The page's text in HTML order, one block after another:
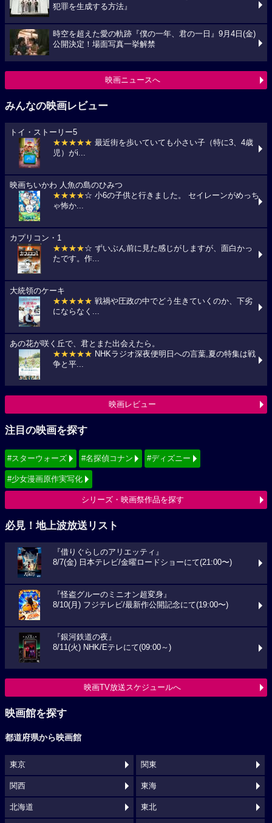
犯罪を生成する方法』
時空を超えた愛の軌跡『僕の一年、君の一日』9月4日(金)
公開決定！場面写真一挙解禁
映画ニュースへ
みんなの映画レビュー
トイ・ストーリー5
★★★★★ 最近街を歩いていても小さい子（特に3、4歳
児）がi...
映画ちいかわ 人魚の島のひみつ
★★★★☆ 小6の子供と行きました。 セイレーンがめっち
ゃ怖か...
カプリコン・1
★★★★☆ ずいぶん前に見た感じがしますが、面白かっ
たです。作...
大統領のケーキ
★★★★★ 戦禍や圧政の中でどう生きていくのか、下劣
にならなく...
あの花が咲く丘で、君とまた出会えたら。
★★★★★ NHKラジオ深夜便明日への言葉,夏の特集は戦
争と平...
映画レビュー
注目の映画を探す
#スターウォーズ #名探偵コナン #ディズニー
#少女漫画原作実写化
シリーズ・映画祭作品を探す
必見！地上波放送リスト
『借りぐらしのアリエッティ』
8/7(金) 日本テレビ/金曜ロードショーにて(21:00〜)
『怪盗グルーのミニオン超変身』
8/10(月) フジテレビ/最新作公開記念にて(19:00〜)
『銀河鉄道の夜』
8/11(火) NHK/Eテレにて(09:00～)
映画TV放送スケジュールへ
映画館を探す
都道府県から映画館
東京 関東
関西 東海
北海道 東北